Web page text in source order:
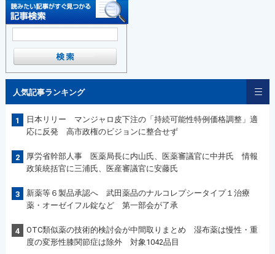
人気記事ランキング
1
日本リリー マンジャロ皮下注の「持続可能性特例価格調整」適
応に反発 高市政権のビジョンに整合せず
2
厚労省幹部人事 医薬局長に内山氏、医薬審議官に中井氏 情報
政策統括官に三浦氏、医産審議官に安藤氏
3
新薬等６製品承認へ 武田薬品のナルコレプシータイプ１治療
薬・オーゼイフル錠など 第一部会が了承
4
OTC類似薬の技術的検討会が中間取りまとめ 湿布薬は慢性・重
度の変形性膝関節症は除外 対象1042品目